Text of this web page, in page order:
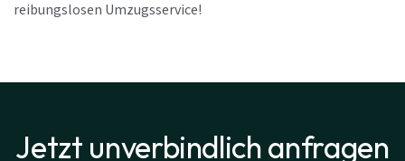
reibungslosen Umzugsservice!
Jetzt unverbindlich anfragen